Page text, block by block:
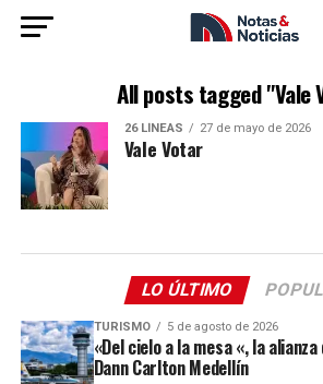
All posts tagged "Vale
26 LÍNEAS 27 de mayo de 2026
Vale Votar
LO ÚLTIMO
TURISMO 5 de agosto de 2026
«Del cielo a la mesa «, la alianza
Dann Carlton Medellín